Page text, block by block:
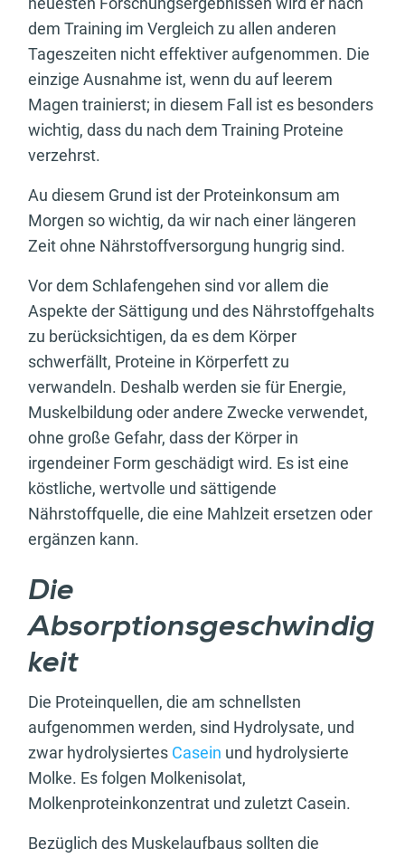
dem Training im Vergleich zu allen anderen
Tageszeiten nicht effektiver aufgenommen. Die
einzige Ausnahme ist, wenn du auf leerem
Magen trainierst; in diesem Fall ist es besonders
wichtig, dass du nach dem Training Proteine
verzehrst.
Au diesem Grund ist der Proteinkonsum am
Morgen so wichtig, da wir nach einer längeren
Zeit ohne Nährstoffversorgung hungrig sind.
Vor dem Schlafengehen sind vor allem die
Aspekte der Sättigung und des Nährstoffgehalts
zu berücksichtigen, da es dem Körper
schwerfällt, Proteine in Körperfett zu
verwandeln. Deshalb werden sie für Energie,
Muskelbildung oder andere Zwecke verwendet,
ohne große Gefahr, dass der Körper in
irgendeiner Form geschädigt wird. Es ist eine
köstliche, wertvolle und sättigende
Nährstoffquelle, die eine Mahlzeit ersetzen oder
ergänzen kann.
Die
Absorptionsgeschwindig
keit
Die Proteinquellen, die am schnellsten
aufgenommen werden, sind Hydrolysate, und
zwar hydrolysiertes Casein und hydrolysierte
Molke. Es folgen Molkenisolat,
Molkenproteinkonzentrat und zuletzt Casein.
Bezüglich des Muskelaufbaus sollten die